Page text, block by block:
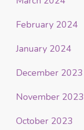
February 2024
January 2024
December 2023
November 2023
October 2023